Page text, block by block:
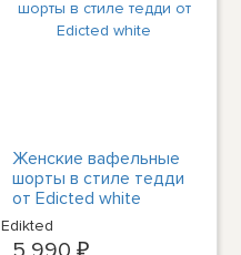
Женские вафельные
шорты в стиле тедди
от Edicted white
Edikted